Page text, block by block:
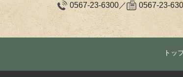
0567-23-6300／ 0567-23-
トッ